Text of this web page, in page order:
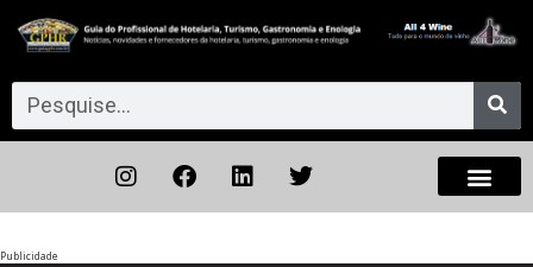
Publicidade